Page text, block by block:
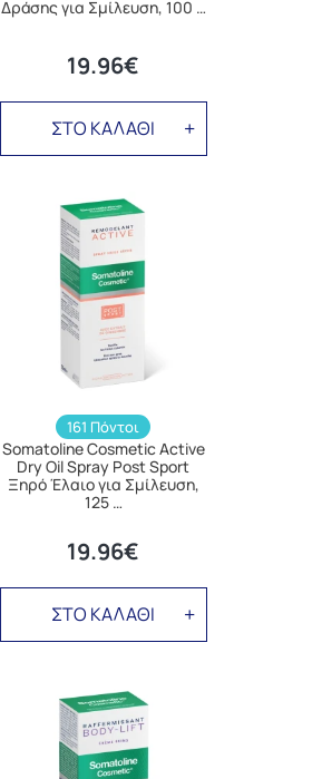
Δράσης για Σμίλευση, 100 …
19.96€
ΣΤΟ ΚΑΛΑΘΙ
161 Πόντοι
Somatoline Cosmetic Active
Dry Oil Spray Post Sport
Ξηρό Έλαιο για Σμίλευση,
125 …
19.96€
ΣΤΟ ΚΑΛΑΘΙ